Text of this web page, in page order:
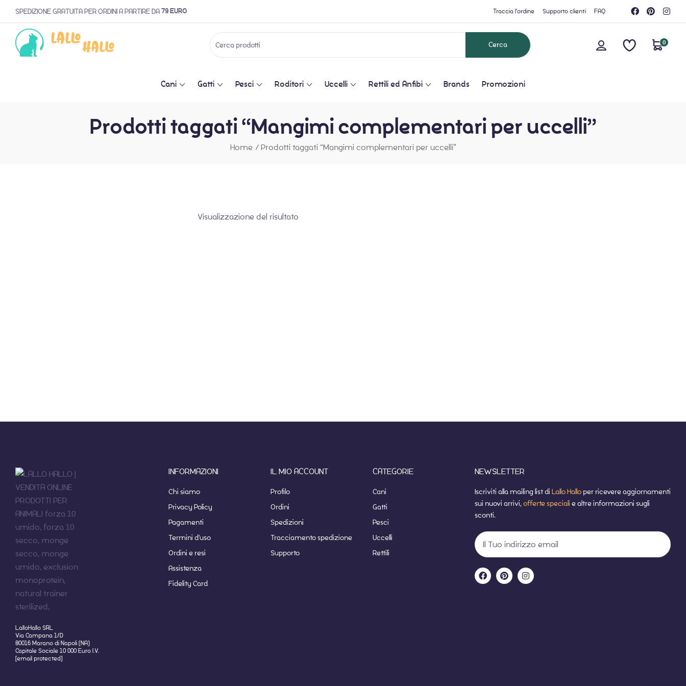
SPEDIZIONE GRATUITA PER ORDINI A PARTIRE DA79 EURO Traccia l'ordine Supporto clienti FAQ
0
Cani Gatti Pesci Roditori Uccelli Rettili ed Anfibi Brands Promozioni
Prodotti taggati “Mangimi complementari per uccelli”
Home / Prodotti taggati “Mangimi complementari per uccelli”
Visualizzazione del risultato
LalloHallo SRL
Via Campana 1/D
80016 Marano di Napoli (NA)
Capitale Sociale 10 000 Euro I.V.
[email protected]
INFORMAZIONI
Chi siamo
Privacy Policy
Pagamenti
Termini d'uso
Ordini e resi
Assistenza
Fidelity Card
IL MIO ACCOUNT
Profilo
Ordini
Spedizioni
Tracciamento spedizione
Supporto
CATEGORIE
Cani
Gatti
Pesci
Uccelli
Rettili
NEWSLETTER
Iscriviti alla mailing list di Lallo Halloper ricevere aggiornamenti
sui nuovi arrivi,offerte speciali e altre informazioni sugli
sconti.